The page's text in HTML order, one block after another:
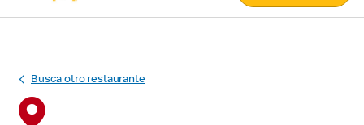
Busca otro restaurante